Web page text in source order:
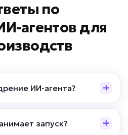
по
агентов для
ИИ-агента?
запуск?